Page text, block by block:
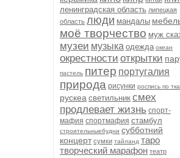
ленинградская область липецкая
область люди мандалы
моё творчество муж
музеи музыка одежда океан
окрестности открытки
пастель питер португалия
природа рисунки роспись по
рускеа светильник смех
продлевает жизнь спорт-
мафия спортмафия стамбул
строительныебудни субботний
концерт сумки тайланд таро
творческий марафон театр